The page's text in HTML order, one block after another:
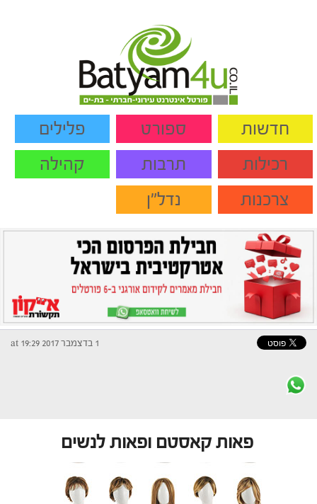
חדשות ספורט
פלילים
רכילות
תרבות
קהילה
צרכנות
נדל"ן
1 בדצמבר 2017 at 19:29
פאות קאסטם ופאות לנשים